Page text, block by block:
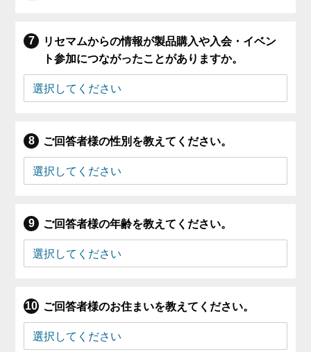
リセマムからの情報が製品購入や入会・イベン
ト参加につながったことがありますか。
ご回答者様の性別を教えてください。
ご回答者様の年齢を教えてください。
ご回答者様のお住まいを教えてください。